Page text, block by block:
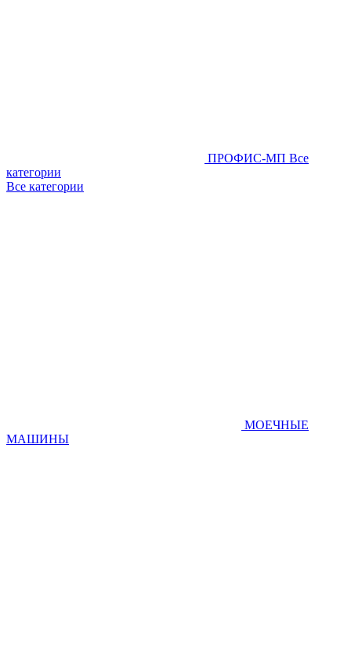
ПРОФИС-МП Все
категории
Все категории
МОЕЧНЫЕ
МАШИНЫ